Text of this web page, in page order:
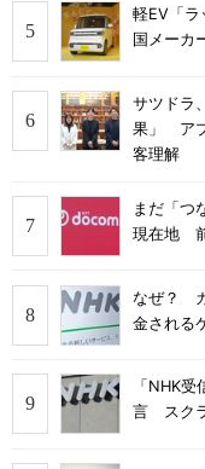
軽EV「
国メーカ
サツドラ
果」 ア
客理解
まだ「つ
現在地
なぜ？
金される
「NHK
言 スク